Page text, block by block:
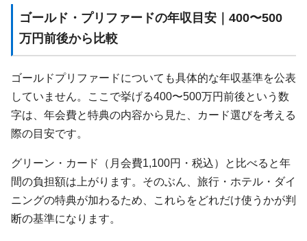
ゴールド・プリファードの年収目安｜400〜500
万円前後から比較
ゴールドプリファードについても具体的な年収基準を公表
していません。ここで挙げる400〜500万円前後という数
字は、年会費と特典の内容から見た、カード選びを考える
際の目安です。
グリーン・カード（月会費1,100円・税込）と比べると年
間の負担額は上がります。そのぶん、旅行・ホテル・ダイ
ニングの特典が加わるため、これらをどれだけ使うかが判
断の基準になります。